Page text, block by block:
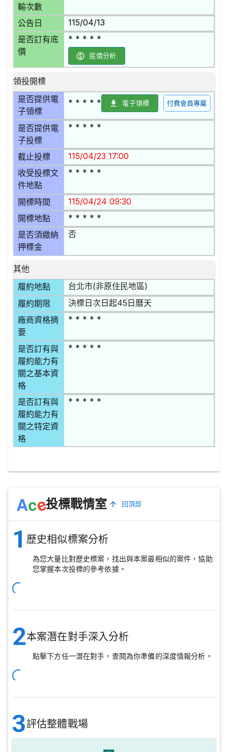
輸次數
公告日 115/04/13
是否訂有底
價
* * * * *
底價分析
領投開標
是否提供電
子領標
* * * * * 電子領標 付費會員專屬
是否提供電
子投標
* * * * *
截止投標 115/04/23 17:00
收受投標文
件地點
* * * * *
開標時間 115/04/24 09:30
開標地點 * * * * *
是否須繳納
押標金
否
其他
履約地點
台北市(非原住民地區)
履約期限 決標日次日起45日曆天
廠商資格摘
要
* * * * *
是否訂有與
履約能力有
關之基本資
格
* * * * *
是否訂有與
履約能力有
關之特定資
格
* * * * *
Ace投標戰情室 回頂部
1 歷史相似標案分析
為您大量比對歷史標案，找出與本案最相似的案件，協助
您掌握本次投標的參考依據。
2本案潛在對手深入分析
點擊下方任一潛在對手，查閱為你準備的深度情報分析。
3評估整體戰場